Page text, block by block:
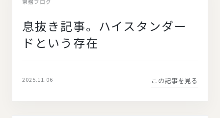
息抜き記事。ハイスタンダー
ドという存在
2025.11.06 この記事を見る